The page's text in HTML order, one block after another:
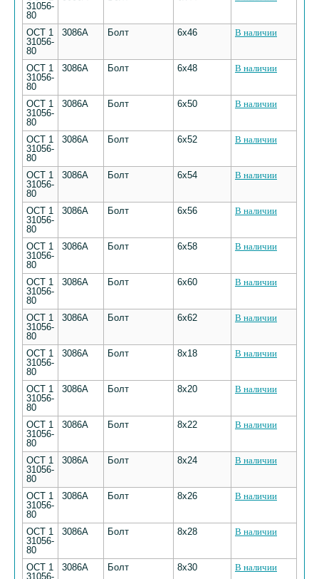
31056-
80
ОСТ 1
31056-
80
3086А Болт 6х46 В наличии
ОСТ 1
31056-
80
3086А Болт 6х48 В наличии
ОСТ 1
31056-
80
3086А Болт 6х50 В наличии
ОСТ 1
31056-
80
3086А Болт 6х52 В наличии
ОСТ 1
31056-
80
3086А Болт 6х54 В наличии
ОСТ 1
31056-
80
3086А Болт 6х56 В наличии
ОСТ 1
31056-
80
3086А Болт 6х58 В наличии
ОСТ 1
31056-
80
3086А Болт 6х60 В наличии
ОСТ 1
31056-
80
3086А Болт 6х62 В наличии
ОСТ 1
31056-
80
3086А Болт 8х18 В наличии
ОСТ 1
31056-
80
3086А Болт 8х20 В наличии
ОСТ 1
31056-
80
3086А Болт 8х22 В наличии
ОСТ 1
31056-
80
3086А Болт 8х24 В наличии
ОСТ 1
31056-
80
3086А Болт 8х26 В наличии
ОСТ 1
31056-
80
3086А Болт 8х28 В наличии
ОСТ 1
31056-
3086А Болт 8х30 В наличии